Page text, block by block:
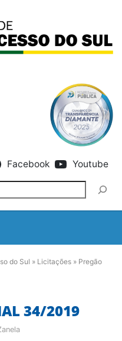
Facebook Youtube
do Sul » Licitações » Pregão
34/2019